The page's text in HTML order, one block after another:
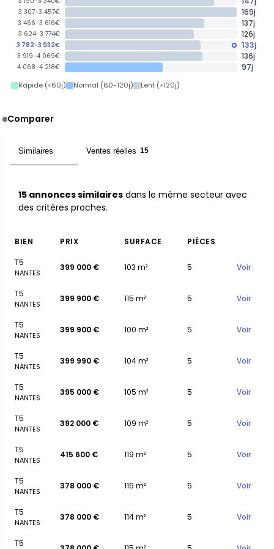
3 307-3 457€ 169j
3 466-3 616€ 137j
3 624-3 774€ 126j
3 782-3 932€ 133j
3 919-4 069€ 136j
4 068-4 218€ 97j
Rapide (<60j) Normal (60-120j) Lent (>120j)
Comparer
Similaires Ventes réelles 15
15 annonces similaires dans le même secteur avec
des critères proches.
BIEN PRIX SURFACE
PIÈCES
T5
NANTES
399 000 € 103 m² 5 Voir
T5
NANTES
399 900 € 115 m² 5 Voir
T5
NANTES
399 900 € 100 m² 5 Voir
T5
NANTES
399 990 € 104 m² 5 Voir
T5
NANTES
395 000 € 105 m² 5 Voir
T5
NANTES
392 000 € 109 m² 5 Voir
T5
NANTES
415 600 € 119 m² 5 Voir
T5
NANTES
378 000 € 115 m² 5 Voir
T5
NANTES
378 000 € 114 m² 5 Voir
T5